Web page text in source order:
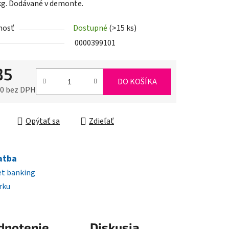
Dodávané v demonte.
Dostupné (>15 ks)
0000399101
bez DPH
DO KOŠÍKA
Opýtať sa Zdieľať
banking